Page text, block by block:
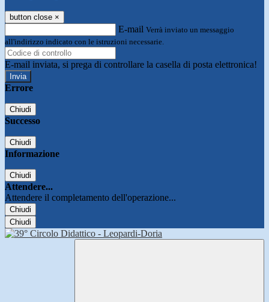
button close ×
E-mail Verrà inviato un messaggio
all'indirizzo indicato con le istruzioni necessarie.
E-mail inviata, si prega di controllare la casella di posta elettronica!
Errore
Chiudi
Successo
Chiudi
Informazione
Chiudi
Attendere...
Attendere il completamento dell'operazione...
Chiudi
Chiudi